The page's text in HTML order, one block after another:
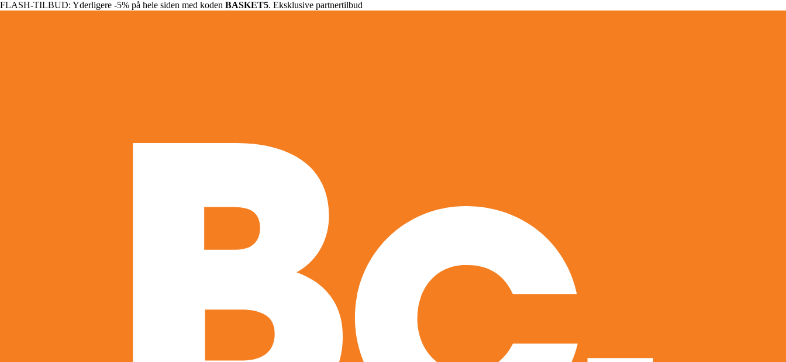
FLASH-TILBUD: Yderligere -5% på hele siden med koden BASKET5. Eksklusive partnertilbud